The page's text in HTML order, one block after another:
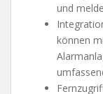
und
können